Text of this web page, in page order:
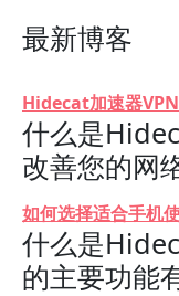
最新博客
Hidecat加速器
什么是
改善您的网
如何选择适合手机
什么是
的主要功能